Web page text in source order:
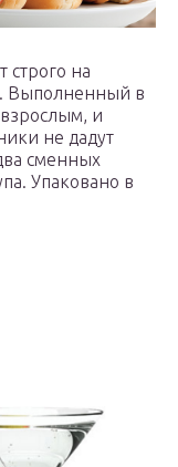
строго на
Выполненный в
и
не дадут
сменных
Упаковано в